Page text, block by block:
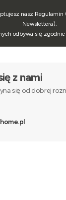
nasz
Newslettera).
odbywa się
z nami
się od dobrej